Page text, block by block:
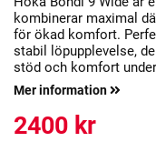
kombinerar maximal
för ökad komfort.
stabil löpupplevelse,
stöd och komfort
Mer information
2400 kr